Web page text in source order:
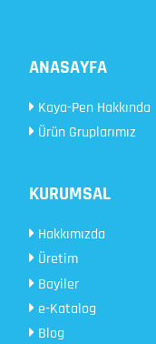
ANASAYFA
Kaya-Pen Hakkında
Ürün Gruplarımız
KURUMSAL
Hakkımızda
Üretim
Bayiler
e-Katalog
Blog